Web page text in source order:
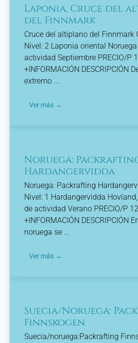
Laponia, Cruce del
del Finnmark
Cruce del altiplano del Finnmark
Nivel: 2 Laponia oriental
actividad Septiembre PRECIO/P
+INFORMACIÓN DESCRIPCIÓN
extremo ...
Ver más →
Noruega:
Hardangervidda
Noruega: Packrafting
Nivel: 1 Hardangervidda
de actividad Verano PRECIO/P
+INFORMACIÓN DESCRIPCIÓN
noruega se ...
Ver más →
Suecia/Noruega:
Finnskogen
Suecia/noruega:Packrafting